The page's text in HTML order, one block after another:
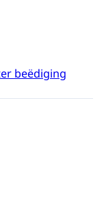
beëdiging